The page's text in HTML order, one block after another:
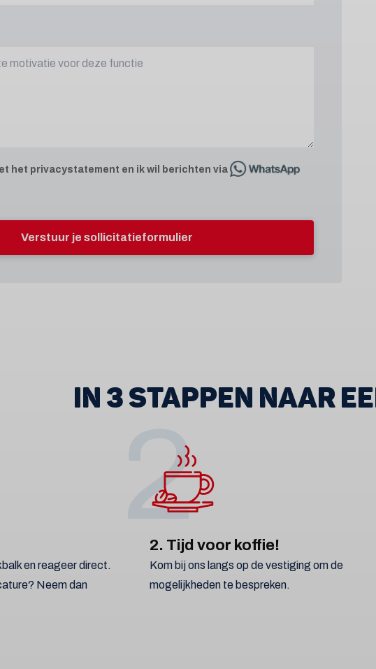
het privacystatement en ik wil berichten via
Verstuur je sollicitatieformulier
IN 3 STAPPEN NAAR
en reageer direct.
Neem dan
2
2. Tijd voor koffie!
Kom bij ons langs op de vestiging om de
mogelijkheden te bespreken.